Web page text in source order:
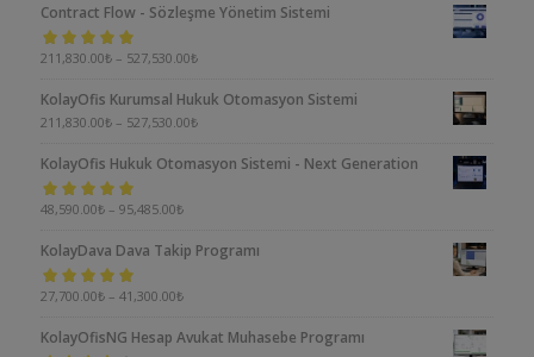
Contract Flow - Sözleşme Yönetim Sistemi
5 üzerinden
211,830.00₺ – 527,530.00₺
KolayOfis Kurumsal Hukuk Otomasyon Sistemi
211,830.00₺ – 527,530.00₺
KolayOfis Hukuk Otomasyon Sistemi - Next Generation
5 üzerinden
48,590.00₺ – 95,485.00₺
KolayDava Dava Takip Programı
5 üzerinden
27,700.00₺ – 41,300.00₺
KolayOfisNG Hesap Avukat Muhasebe Programı